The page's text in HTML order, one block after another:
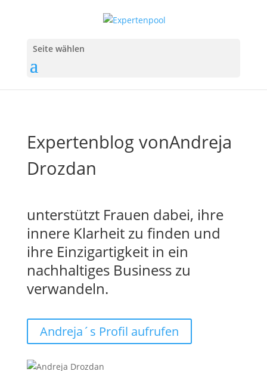
Seite wählen
Expertenblog vonAndreja
Drozdan
unterstützt Frauen dabei, ihre
innere Klarheit zu finden und
ihre Einzigartigkeit in ein
nachhaltiges Business zu
verwandeln.
Andreja´s Profil aufrufen